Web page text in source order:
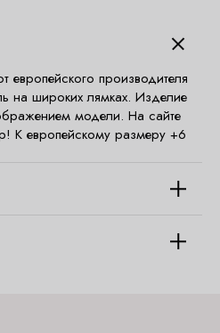
европейского производителя
на широких лямках. Изделие
модели. На сайте
К европейскому размеру +6